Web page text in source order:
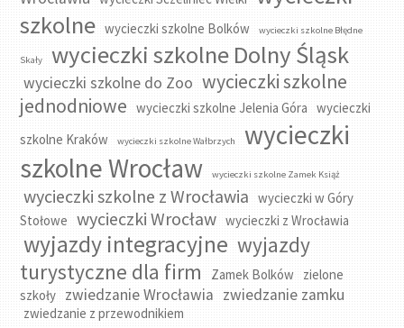
szkolne wycieczki szkolne Bolków wycieczki szkolne Błędne
Skały wycieczki szkolne Dolny Śląsk
wycieczki szkolne do Zoo wycieczki szkolne
jednodniowe wycieczki szkolne Jelenia Góra wycieczki
szkolne Kraków
wycieczki szkolne Wałbrzych
wycieczki
szkolne Wrocław
wycieczki szkolne Zamek Książ
wycieczki szkolne z Wrocławia wycieczki w Góry
Stołowe wycieczki Wrocław wycieczki z Wrocławia
wyjazdy integracyjne wyjazdy
turystyczne dla firm
Zamek Bolków
zielone
szkoły zwiedzanie Wrocławia zwiedzanie zamku
zwiedzanie z przewodnikiem